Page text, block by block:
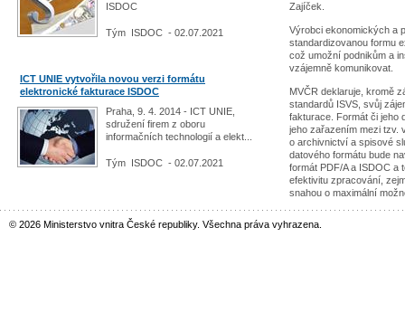
ISDOC
Tým ISDOC - 02.07.2021
ICT UNIE vytvořila novou verzi formátu
elektronické fakturace ISDOC
Praha, 9. 4. 2014 - ICT UNIE,
sdružení firem z oboru
informačních technologií a elekt...
Tým ISDOC - 02.07.2021
Zajíček.
Výrobci ekonomických a
standardizovanou formu
což umožní podnikům a
vzájemně komunikovat.
MVČR deklaruje, kromě
standardů ISVS, svůj
fakturace. Formát či jeho
jeho zařazením mezi tzv.
o archivnictví a spisové
datového formátu bude
formát PDF/A a ISDOC a
efektivitu zpracování,
snahou o maximální
© 2026 Ministerstvo vnitra České republiky. Všechna práva vyhrazena.